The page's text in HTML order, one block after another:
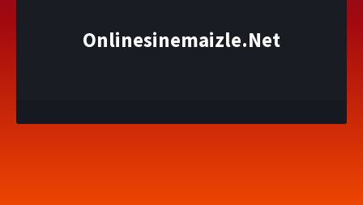
Onlinesinemaizle.Net